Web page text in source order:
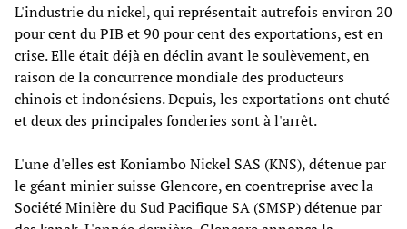
L'industrie du nickel, qui représentait autrefois environ 20
pour cent du PIB et 90 pour cent des exportations, est en
crise. Elle était déjà en déclin avant le soulèvement, en
raison de la concurrence mondiale des producteurs
chinois et indonésiens. Depuis, les exportations ont chuté
et deux des principales fonderies sont à l'arrêt.
L'une d'elles est Koniambo Nickel SAS (KNS), détenue par
le géant minier suisse Glencore, en coentreprise avec la
Société Minière du Sud Pacifique SA (SMSP) détenue par